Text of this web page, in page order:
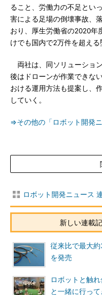
ること、労働力の不足とい
害による足場の倒壊事故、
おり、厚生労働省の2020年
けでも国内で2万件を超える
両社は、同ソリューショ
後はドローンが作業できな
おける運用方法も提案し、
していく。
⇒その他の「ロボット開発
ロボット開発ニュース
新しい連載
従来比で最大
を発売
ロボットと触
と一緒に行って